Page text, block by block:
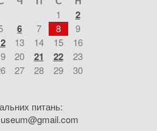
1 2
6 7 8
9
13 14 15
16
20 21 22
23
27 28 29
30
питань: